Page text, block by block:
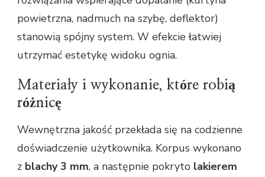
powietrzna, nadmuch na szybę, deflektor)
stanowią spójny system. W efekcie łatwiej
utrzymać estetykę widoku ognia.
Materiały i wykonanie, które robią
różnicę
Wewnętrzna jakość przekłada się na codzienne
doświadczenie użytkownika. Korpus wykonano
z blachy 3 mm, a następnie pokryto lakierem